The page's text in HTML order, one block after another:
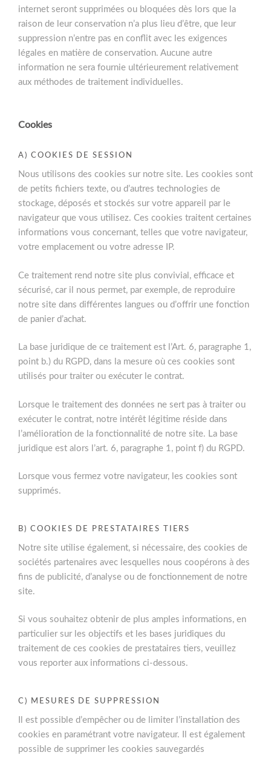
internet seront supprimées ou bloquées dès lors que la
raison de leur conservation n’a plus lieu d’être, que leur
suppression n’entre pas en conflit avec les exigences
légales en matière de conservation. Aucune autre
information ne sera fournie ultérieurement relativement
aux méthodes de traitement individuelles.
Cookies
A) COOKIES DE SESSION
Nous utilisons des cookies sur notre site. Les cookies sont
de petits fichiers texte, ou d’autres technologies de
stockage, déposés et stockés sur votre appareil par le
navigateur que vous utilisez. Ces cookies traitent certaines
informations vous concernant, telles que votre navigateur,
votre emplacement ou votre adresse IP.
Ce traitement rend notre site plus convivial, efficace et
sécurisé, car il nous permet, par exemple, de reproduire
notre site dans différentes langues ou d’offrir une fonction
de panier d’achat.
La base juridique de ce traitement est l’Art. 6, paragraphe 1,
point b.) du RGPD, dans la mesure où ces cookies sont
utilisés pour traiter ou exécuter le contrat.
Lorsque le traitement des données ne sert pas à traiter ou
exécuter le contrat, notre intérêt légitime réside dans
l’amélioration de la fonctionnalité de notre site. La base
juridique est alors l’art. 6, paragraphe 1, point f) du RGPD.
Lorsque vous fermez votre navigateur, les cookies sont
supprimés.
B) COOKIES DE PRESTATAIRES TIERS
Notre site utilise également, si nécessaire, des cookies de
sociétés partenaires avec lesquelles nous coopérons à des
fins de publicité, d’analyse ou de fonctionnement de notre
site.
Si vous souhaitez obtenir de plus amples informations, en
particulier sur les objectifs et les bases juridiques du
traitement de ces cookies de prestataires tiers, veuillez
vous reporter aux informations ci-dessous.
C) MESURES DE SUPPRESSION
Il est possible d’empêcher ou de limiter l’installation des
cookies en paramétrant votre navigateur. Il est également
possible de supprimer les cookies sauvegardés